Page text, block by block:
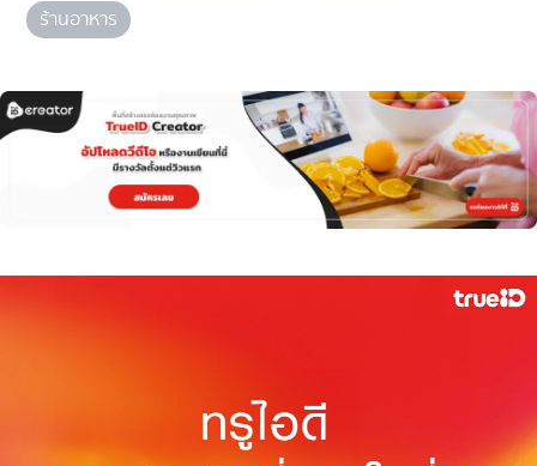
ร้านอาหาร